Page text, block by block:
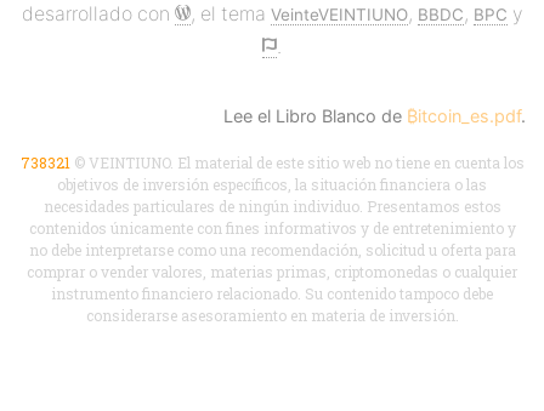
desarrollado con
, el tema VeinteVEINTIUNO, BBDC, BPC y
Lee el Libro Blanco de ₿itcoin_es.pdf.
738321 © VEINTIUNO. El material de este sitio web no tiene en cuenta los
objetivos de inversión específicos, la situación financiera o las
necesidades particulares de ningún individuo. Presentamos estos
contenidos únicamente con fines informativos y de entretenimiento y
no debe interpretarse como una recomendación, solicitud u oferta para
comprar o vender valores, materias primas, criptomonedas o cualquier
instrumento financiero relacionado. Su contenido tampoco debe
considerarse asesoramiento en materia de inversión.